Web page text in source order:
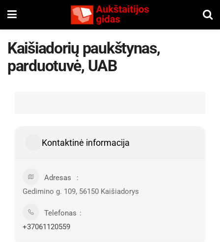
Kaišiadorių paukštynas,
parduotuvė, UAB
Kontaktinė informacija
Adresas
Gedimino g. 109, 56150 Kaišiadorys
Telefonas
+37061120559